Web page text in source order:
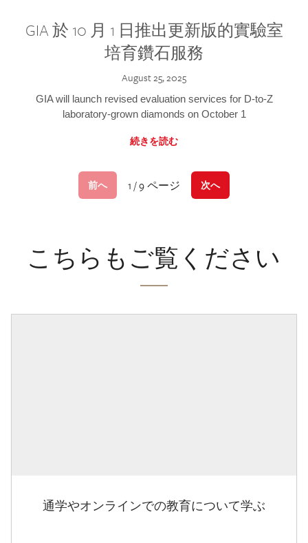
GIA 於 10 月 1 日推出更新版的實驗室
培育鑽石服務
August 25, 2025
GIA will launch revised evaluation services for D-to-Z
laboratory-grown diamonds on October 1
続きを読む
前へ 1 / 9 ページ 次へ
こちらもご覧ください
通学やオンラインでの教育について学ぶ